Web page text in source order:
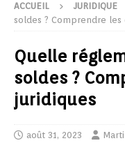
ACCUEIL JURIDIQUE
soldes ? Comprendre les
Quelle
soldes ?
juridiques
août 31, 2023